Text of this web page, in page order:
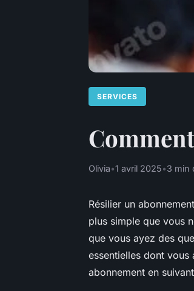
SERVICES
Olivia•1 avril 2025•3 min
Résilier un
plus simple que vous
que vous ayez des
essentielles dont
abonnement en